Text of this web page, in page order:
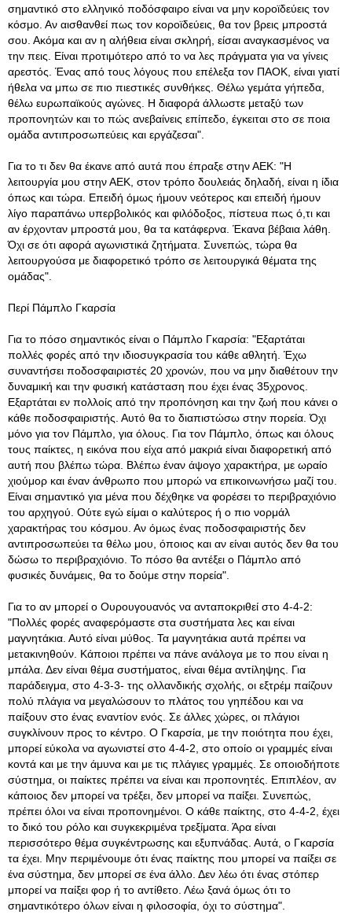
σημαντικό στο ελληνικό ποδόσφαιρο είναι να μην κοροϊδεύεις τον
κόσμο. Αν αισθανθεί πως τον κοροϊδεύεις, θα τον βρεις μπροστά
σου. Ακόμα και αν η αλήθεια είναι σκληρή, είσαι αναγκασμένος να
την πεις. Είναι προτιμότερο από το να λες πράγματα για να γίνεις
αρεστός. Ένας από τους λόγους που επέλεξα τον ΠΑΟΚ, είναι γιατί
ήθελα να μπω σε πιο πιεστικές συνθήκες. Θέλω γεμάτα γήπεδα,
θέλω ευρωπαϊκούς αγώνες. Η διαφορά άλλωστε μεταξύ των
προπονητών και το πώς ανεβαίνεις επίπεδο, έγκειται στο σε ποια
ομάδα αντιπροσωπεύεις και εργάζεσαι".
Για το τι δεν θα έκανε από αυτά που έπραξε στην ΑΕΚ: "Η
λειτουργία μου στην ΑΕΚ, στον τρόπο δουλειάς δηλαδή, είναι η ίδια
όπως και τώρα. Επειδή όμως ήμουν νεότερος και επειδή ήμουν
λίγο παραπάνω υπερβολικός και φιλόδοξος, πίστευα πως ό,τι και
αν έρχονταν μπροστά μου, θα τα κατάφερνα. Έκανα βέβαια λάθη.
Όχι σε ότι αφορά αγωνιστικά ζητήματα. Συνεπώς, τώρα θα
λειτουργούσα με διαφορετικό τρόπο σε λειτουργικά θέματα της
ομάδας".
Περί Πάμπλο Γκαρσία
Για το πόσο σημαντικός είναι ο Πάμπλο Γκαρσία: "Εξαρτάται
πολλές φορές από την ιδιοσυγκρασία του κάθε αθλητή. Έχω
συναντήσει ποδοσφαιριστές 20 χρονών, που να μην διαθέτουν την
δυναμική και την φυσική κατάσταση που έχει ένας 35χρονος.
Εξαρτάται εν πολλοίς από την προπόνηση και την ζωή που κάνει ο
κάθε ποδοσφαιριστής. Αυτό θα το διαπιστώσω στην πορεία. Όχι
μόνο για τον Πάμπλο, για όλους. Για τον Πάμπλο, όπως και όλους
τους παίκτες, η εικόνα που είχα από μακριά είναι διαφορετική από
αυτή που βλέπω τώρα. Βλέπω έναν άψογο χαρακτήρα, με ωραίο
χιούμορ και έναν άνθρωπο που μπορώ να επικοινωνήσω μαζί του.
Είναι σημαντικό για μένα που δέχθηκε να φορέσει το περιβραχιόνιο
του αρχηγού. Ούτε εγώ είμαι ο καλύτερος ή ο πιο νορμάλ
χαρακτήρας του κόσμου. Αν όμως ένας ποδοσφαιριστής δεν
αντιπροσωπεύει τα θέλω μου, όποιος και αν είναι αυτός δεν θα του
δώσω το περιβραχιόνιο. Το πόσο θα αντέξει ο Πάμπλο από
φυσικές δυνάμεις, θα το δούμε στην πορεία".
Για το αν μπορεί ο Ουρουγουανός να ανταποκριθεί στο 4-4-2:
"Πολλές φορές αναφερόμαστε στα συστήματα λες και είναι
μαγνητάκια. Αυτό είναι μύθος. Τα μαγνητάκια αυτά πρέπει να
μετακινηθούν. Κάποιοι πρέπει να πάνε ανάλογα με το που είναι η
μπάλα. Δεν είναι θέμα συστήματος, είναι θέμα αντίληψης. Για
παράδειγμα, στο 4-3-3- της ολλανδικής σχολής, οι εξτρέμ παίζουν
πολύ πλάγια να μεγαλώσουν το πλάτος του γηπέδου και να
παίξουν στο ένας εναντίον ενός. Σε άλλες χώρες, οι πλάγιοι
συγκλίνουν προς το κέντρο. Ο Γκαρσία, με την ποιότητα που έχει,
μπορεί εύκολα να αγωνιστεί στο 4-4-2, στο οποίο οι γραμμές είναι
κοντά και με την άμυνα και με τις πλάγιες γραμμές. Σε οποιοδήποτε
σύστημα, οι παίκτες πρέπει να είναι και προπονητές. Επιπλέον, αν
κάποιος δεν μπορεί να τρέξει, δεν μπορεί να παίξει. Συνεπώς,
πρέπει όλοι να είναι προπονημένοι. Ο κάθε παίκτης, στο 4-4-2, έχει
το δικό του ρόλο και συγκεκριμένα τρεξίματα. Άρα είναι
περισσότερο θέμα συγκέντρωσης και εξυπνάδας. Αυτά, ο Γκαρσία
τα έχει. Μην περιμένουμε ότι ένας παίκτης που μπορεί να παίξει σε
ένα σύστημα, δεν μπορεί σε ένα άλλο. Δεν λέω ότι ένας στόπερ
μπορεί να παίξει φορ ή το αντίθετο. Λέω ξανά όμως ότι το
σημαντικότερο όλων είναι η φιλοσοφία, όχι το σύστημα".